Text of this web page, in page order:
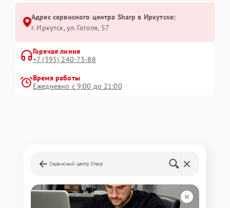
Адрес сервисного центра Sharp в Иркутске:
г. Иркутск, ул. ​Гоголя, 57
Горячая линия
+7 (395) 240-73-88
Время работы
Ежедневно с 9:00 до 21:00
Сервисный центр Sharp